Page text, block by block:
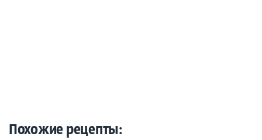
Похожие рецепты: